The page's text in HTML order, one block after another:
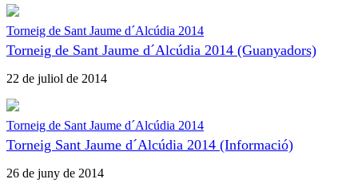
Torneig de Sant Jaume d´Alcúdia 2014
Torneig de Sant Jaume d´Alcúdia 2014 (Guanyadors)
22 de juliol de 2014
Torneig de Sant Jaume d´Alcúdia 2014
Torneig Sant Jaume d´Alcúdia 2014 (Informació)
26 de juny de 2014